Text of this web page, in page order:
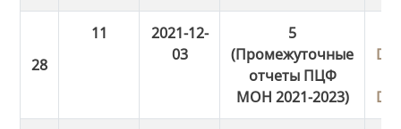
11
2021-12-
03
5
(Промежуточные
отчеты ПЦФ
МОН 2021-2023)